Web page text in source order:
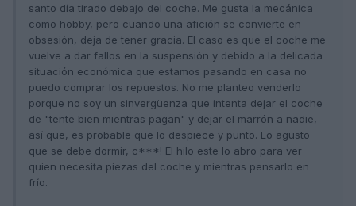
santo día tirado debajo del coche. Me gusta la mecánica
como hobby, pero cuando una afición se convierte en
obsesión, deja de tener gracia. El caso es que el coche me
vuelve a dar fallos en la suspensión y debido a la delicada
situación económica que estamos pasando en casa no
puedo comprar los repuestos. No me planteo venderlo
porque no soy un sinvergüenza que intenta dejar el coche
de "tente bien mientras pagan" y dejar el marrón a nadie,
así que, es probable que lo despiece y punto. Lo agusto
que se debe dormir, c***! El hilo este lo abro para ver
quien necesita piezas del coche y mientras pensarlo en
frío.